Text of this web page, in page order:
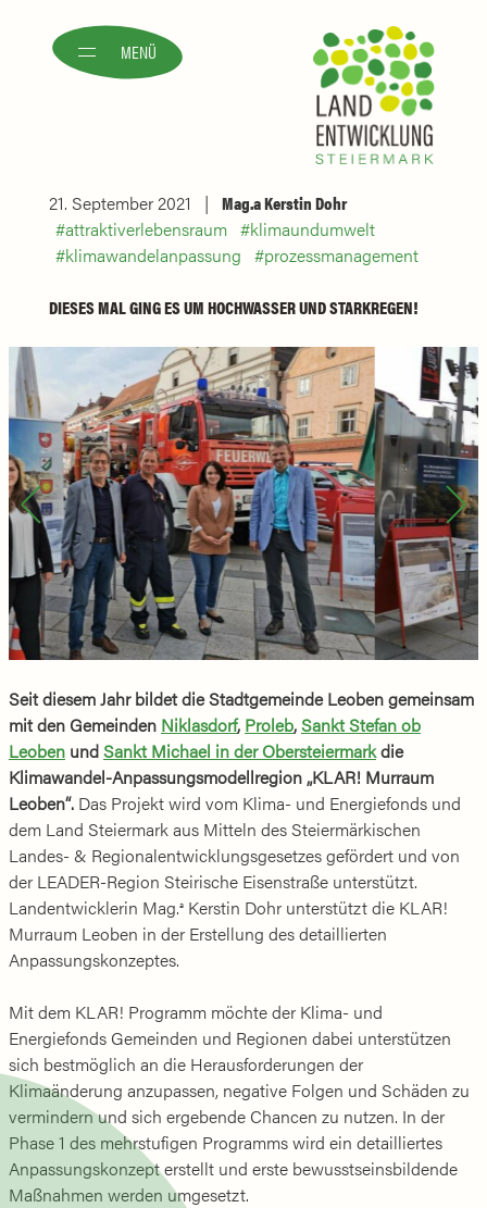
MENÜ
21. September 2021
Mag.a Kerstin Dohr
attraktiverlebensraum
klimaundumwelt
klimawandelanpassung
prozessmanagement
DIESES MAL GING ES UM HOCHWASSER UND STARKREGEN!
Seit diesem Jahr bildet die Stadtgemeinde Leoben gemeinsam
mit den Gemeinden Niklasdorf, Proleb,Sankt Stefan ob
Leoben undSankt Michael in der Obersteiermarkdie
Klimawandel-Anpassungsmodellregion „KLAR! Murraum
Leoben“. Das Projekt wird vom Klima- und Energiefonds und
dem Land Steiermark aus Mitteln des Steiermärkischen
Landes- & Regionalentwicklungsgesetzes gefördert und von
der LEADER-Region Steirische Eisenstraße unterstützt.
Landentwicklerin Mag.a Kerstin Dohr unterstützt die KLAR!
Murraum Leoben in der Erstellung des detaillierten
Anpassungskonzeptes.
Mit dem KLAR! Programm möchte der Klima- und
Energiefonds Gemeinden und Regionen dabei unterstützen
sich bestmöglich an die Herausforderungen der
Klimaänderung anzupassen, negative Folgen und Schäden zu
vermindern und sich ergebende Chancen zu nutzen. In der
Phase 1 des mehrstufigen Programms wird ein detailliertes
Anpassungskonzept erstellt und erste bewusstseinsbildende
Maßnahmen werden umgesetzt.